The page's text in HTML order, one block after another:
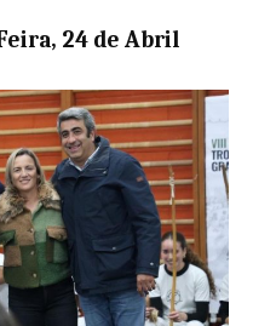
24 de Abril